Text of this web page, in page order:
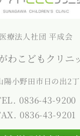
医療法人社団 平成会
わこどもクリニ
陽小野田市日の出2
0836-43-9200
0836-43-9201